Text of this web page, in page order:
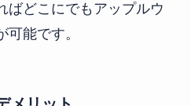
ばどこにでもアップルウ
能です。